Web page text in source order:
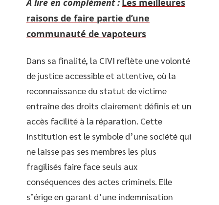
A lire en complément : Les meilleures
raisons de faire partie d’une
communauté de vapoteurs
Dans sa finalité, la CIVI reflète une volonté
de justice accessible et attentive, où la
reconnaissance du statut de victime
entraîne des droits clairement définis et un
accès facilité à la réparation. Cette
institution est le symbole d’une société qui
ne laisse pas ses membres les plus
fragilisés faire face seuls aux
conséquences des actes criminels. Elle
s’érige en garant d’une indemnisation